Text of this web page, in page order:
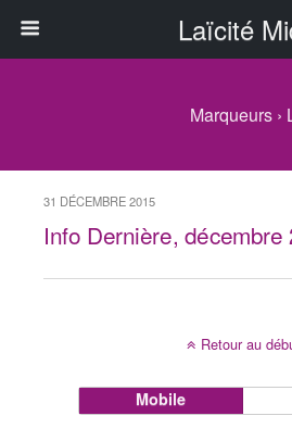
Laïcité
Marqueurs ›
31 DÉCEMBRE 2015
Info Dernière, décembre
Retour au
Mobile